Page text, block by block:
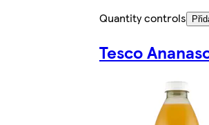
Quantity controls
Tesco